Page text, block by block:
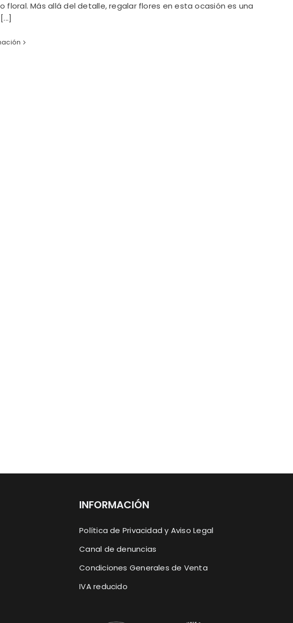
floral. Más allá del detalle, regalar flores en esta ocasión es una
INFORMACIÓN
Política de Privacidad y Aviso Legal
Canal de denuncias
Condiciones Generales de Venta
IVA reducido